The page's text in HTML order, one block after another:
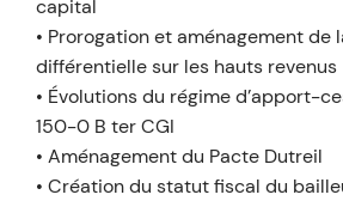
capital
• Prorogation et aménagement de
différentielle sur les hauts revenus
• Évolutions du régime d’apport-
150-0 B ter CGI
• Aménagement du Pacte Dutreil
• Création du statut fiscal du